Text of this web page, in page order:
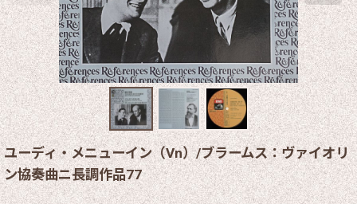
ユーディ・メニューイン（Vn）/ブラームス：ヴァイオリ
ン協奏曲ニ長調作品77